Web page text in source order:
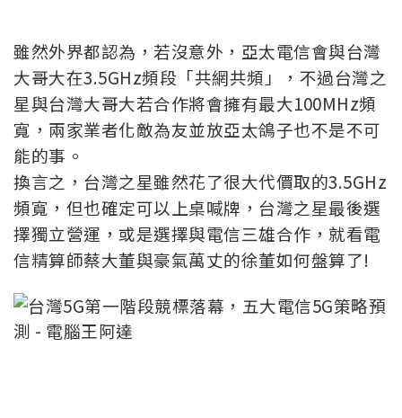
雖然外界都認為，若沒意外，亞太電信會與台灣
大哥大在3.5GHz頻段「共網共頻」，不過台灣之
星與台灣大哥大若合作將會擁有最大100MHz頻
寬，兩家業者化敵為友並放亞太鴿子也不是不可
能的事。
換言之，台灣之星雖然花了很大代價取的3.5GHz
頻寬，但也確定可以上桌喊牌，台灣之星最後選
擇獨立營運，或是選擇與電信三雄合作，就看電
信精算師蔡大董與豪氣萬丈的徐董如何盤算了!